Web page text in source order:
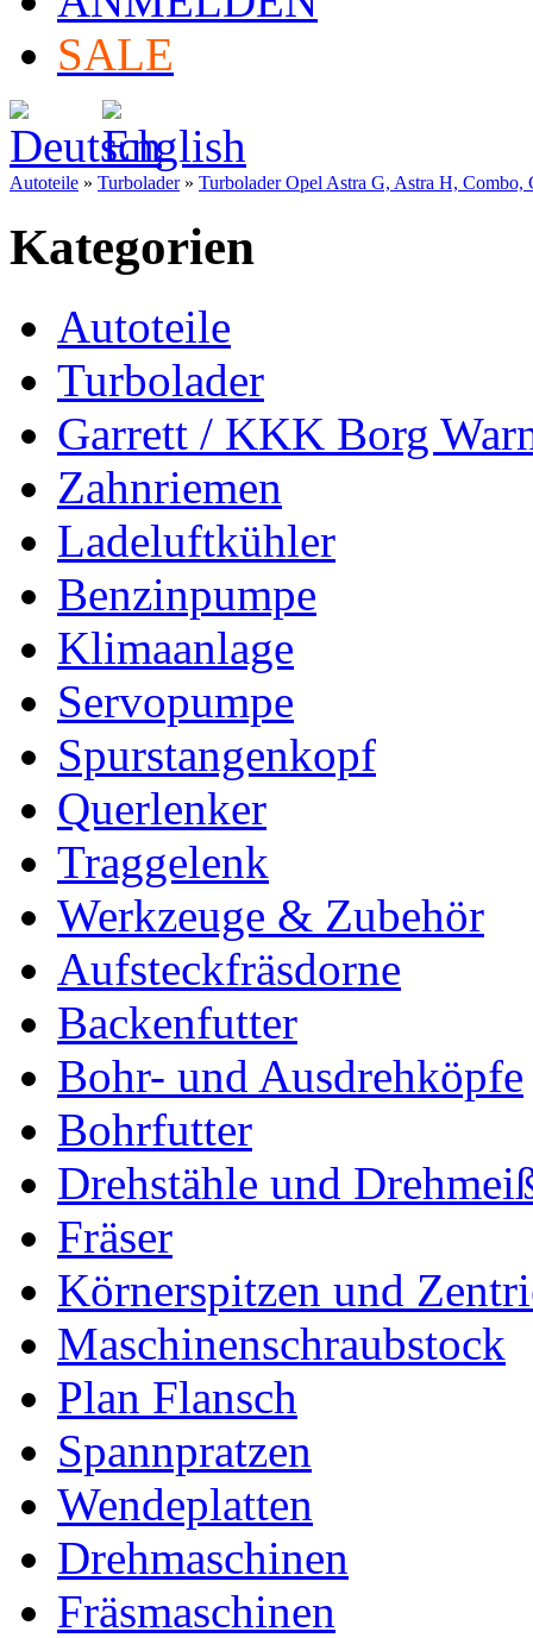
SALE
Autoteile » Turbolader» Turbolader Opel Astra G, Astra H,
Kategorien
Autoteile
Turbolader
Garrett / KKK Borg
Zahnriemen
Ladeluftkühler
Benzinpumpe
Klimaanlage
Servopumpe
Spurstangenkopf
Querlenker
Traggelenk
Werkzeuge & Zubehör
Aufsteckfräsdorne
Backenfutter
Bohr- und Ausdrehköpfe
Bohrfutter
Drehstähle und
Fräser
Körnerspitzen und
Maschinenschraubstock
Plan Flansch
Spannpratzen
Wendeplatten
Drehmaschinen
Fräsmaschinen